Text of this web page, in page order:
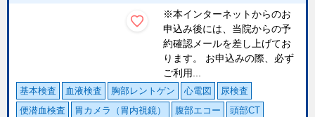
※本インターネットからのお
申込み後には、当院からの予
約確認メールを差し上げてお
ります。 お申込みの際、必ず
ご利用...
基本検査 血液検査 胸部レントゲン 心電図
尿検査
便潜血検査
胃カメラ（胃内視鏡） 腹部エコー
頭部CT